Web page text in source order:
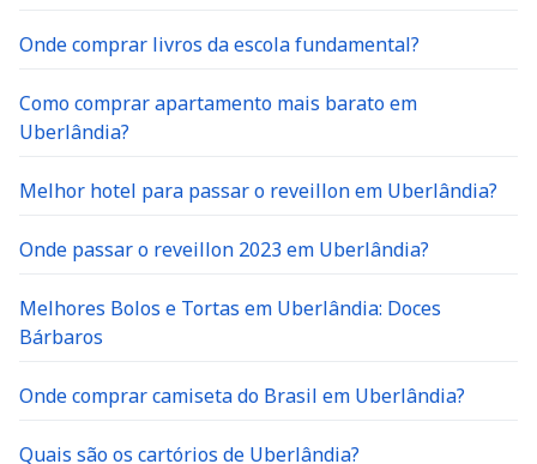
Onde comprar livros da escola fundamental?
Como comprar apartamento mais barato em
Uberlândia?
Melhor hotel para passar o reveillon em Uberlândia?
Onde passar o reveillon 2023 em Uberlândia?
Melhores Bolos e Tortas em Uberlândia: Doces
Bárbaros
Onde comprar camiseta do Brasil em Uberlândia?
Quais são os cartórios de Uberlândia?